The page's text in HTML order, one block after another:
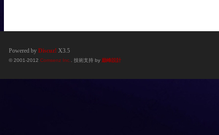
Powered by Discuz! X3.5
© 2001-2012 Comsenz Inc. . 技術支持 by 巔峰設計